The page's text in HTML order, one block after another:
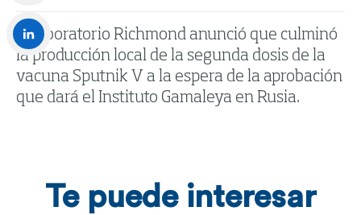
El laboratorio Richmond anunció que culminó
la producción local de la segunda dosis de la
vacuna Sputnik V a la espera de la aprobación
que dará el Instituto Gamaleya en Rusia.
Te puede interesar
WhatsApp